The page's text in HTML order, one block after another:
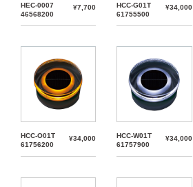
HEC-0007
46568200
¥7,700
HCC-G01T
61755500
¥34,000
HCC-O01T
61756200
¥34,000
HCC-W01T
61757900
¥34,000